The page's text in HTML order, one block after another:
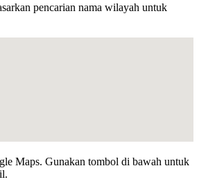
pencarian nama wilayah untuk
Maps. Gunakan tombol di bawah untuk